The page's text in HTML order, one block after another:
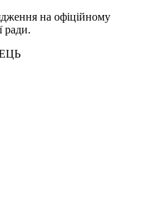
на офіційному
ради.